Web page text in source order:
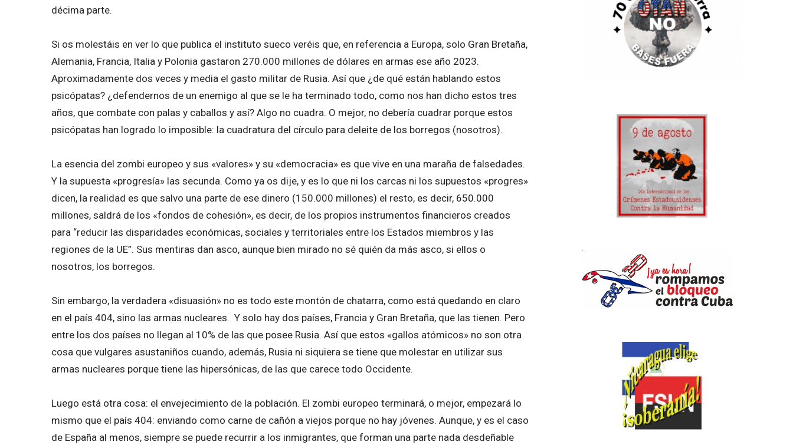
décima parte.
Si os molestáis en ver lo que publica el instituto sueco veréis que, en referencia a Europa, solo Gran Bretaña,
Alemania, Francia, Italia y Polonia gastaron 270.000 millones de dólares en armas ese año 2023.
Aproximadamente dos veces y media el gasto militar de Rusia. Así que ¿de qué están hablando estos
psicópatas? ¿defendernos de un enemigo al que se le ha terminado todo, como nos han dicho estos tres
años, que combate con palas y caballos y así? Algo no cuadra. O mejor, no debería cuadrar porque estos
psicópatas han logrado lo imposible: la cuadratura del círculo para deleite de los borregos (nosotros).
La esencia del zombi europeo y sus «valores» y su «democracia» es que vive en una maraña de falsedades.
Y la supuesta «progresía» las secunda. Como ya os dije, y es lo que ni los carcas ni los supuestos «progres»
dicen, la realidad es que salvo una parte de ese dinero (150.000 millones) el resto, es decir, 650.000
millones, saldrá de los «fondos de cohesión», es decir, de los propios instrumentos financieros creados
para “reducir las disparidades económicas, sociales y territoriales entre los Estados miembros y las
regiones de la UE”. Sus mentiras dan asco, aunque bien mirado no sé quién da más asco, si ellos o
nosotros, los borregos.
Sin embargo, la verdadera «disuasión» no es todo este montón de chatarra, como está quedando en claro
en el país 404, sino las armas nucleares. Y solo hay dos países, Francia y Gran Bretaña, que las tienen. Pero
entre los dos países no llegan al 10% de las que posee Rusia. Así que estos «gallos atómicos» no son otra
cosa que vulgares asustaniños cuando, además, Rusia ni siquiera se tiene que molestar en utilizar sus
armas nucleares porque tiene las hipersónicas, de las que carece todo Occidente.
Luego está otra cosa: el envejecimiento de la población. El zombi europeo terminará, o mejor, empezará lo
mismo que el país 404: enviando como carne de cañón a viejos porque no hay jóvenes. Aunque, y es el caso
de España al menos, siempre se puede recurrir a los inmigrantes, que forman una parte nada desdeñable